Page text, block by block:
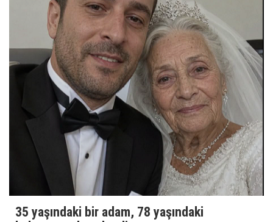
35 yaşındaki bir adam, 78 yaşındaki